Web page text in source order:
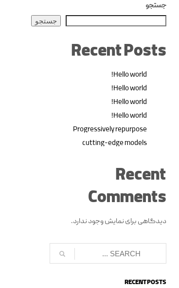
جستجو
جستجو
Recent Posts
Hello world!
Hello world!
Hello world!
Hello world!
Progressively repurpose
cutting-edge models
Recent
Comments
دیدگاهی برای نمایش وجود ندارد.
RECENT POSTS